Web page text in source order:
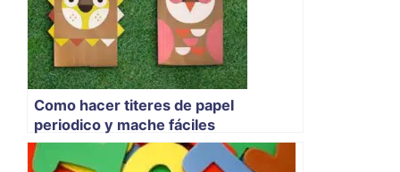
Como hacer titeres de papel
periodico y mache fáciles